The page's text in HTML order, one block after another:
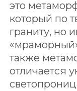
это
который по
граниту, но
также
отличается